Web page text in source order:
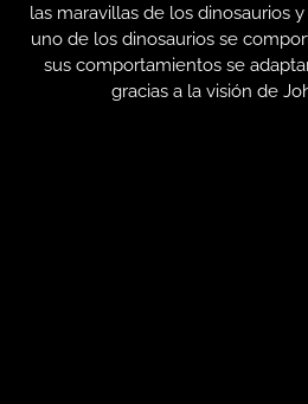
las maravillas de los dinosaurios
uno de los dinosaurios se
sus comportamientos se
gracias a la visión de